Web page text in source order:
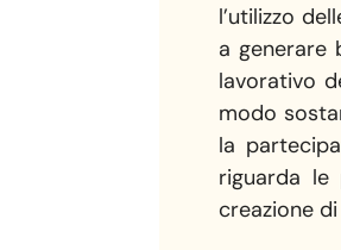
l’utilizzo
a generare
lavorativo
modo
la
riguarda le
creazione